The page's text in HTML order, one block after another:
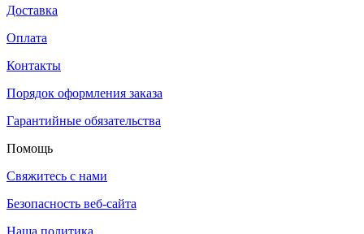
Доставка
Оплата
Контакты
Порядок оформления заказа
Гарантийные обязательства
Помощь
Свяжитесь с нами
Безопасность веб-сайта
Наша политика